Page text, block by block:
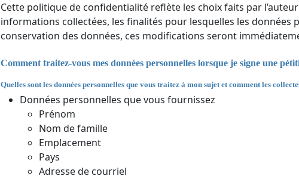
Cette politique de confidentialité reflète les choix faits par
informations collectées, les finalités pour lesquelles les
conservation des données, ces modifications seront
Comment traitez-vous mes données personnelles lorsque je signe une
Quelles sont les données personnelles que vous traitez à mon sujet et comment les
Données personnelles que vous fournissez
Prénom
Nom de famille
Emplacement
Pays
Adresse de courriel